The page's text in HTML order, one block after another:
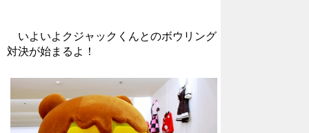
いよいよクジャックくんとのボウリング
対決が始まるよ！